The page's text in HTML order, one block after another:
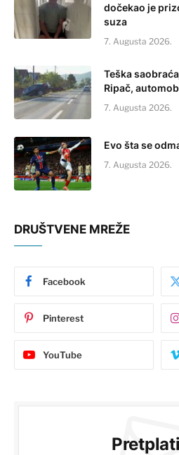
dočekao je
suza
7. Augusta 2026.
Teška
Ripač,
7. Augusta 2026.
Evo šta se
7. Augusta 2026.
DRUŠTVENE MREŽE
Facebook
Pinterest
YouTube